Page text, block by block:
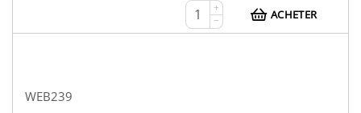
+
−
ACHETER
WEB239